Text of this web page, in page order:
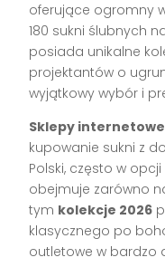
oferujące ogromny
180 sukni ślubnych
posiada unikalne
projektantów o
wyjątkowy wybór i
Sklepy internetowe
kupowanie sukni z
Polski, często w
obejmuje zarówno
tym kolekcje 2026
klasycznego po
outletowe w bardzo